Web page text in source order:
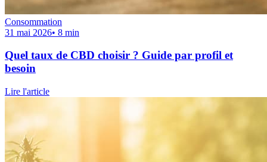
Consommation
31 mai 2026• 8 min
Quel taux de CBD choisir ? Guide par profil et
besoin
Lire l'article